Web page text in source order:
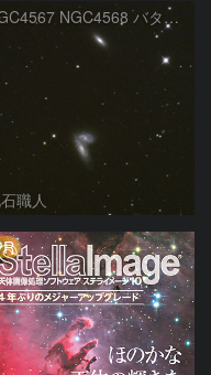
NGC4567 NGC4568 バタフライ銀河 NGC4564 おとめ座
職人